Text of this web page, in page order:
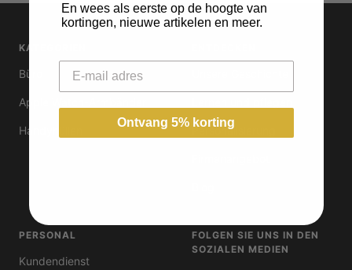
KATEGORIEN
Büro
Apple Watch-Armbänder
Handyhüllen Personalisierung
PERSONAL
Kundendienst
FOLGEN SIE UNS IN DEN
SOZIALEN MEDIEN
En wees als eerste op de hoogte van
kortingen, nieuwe artikelen en meer.
Email
Ontvang 5% korting